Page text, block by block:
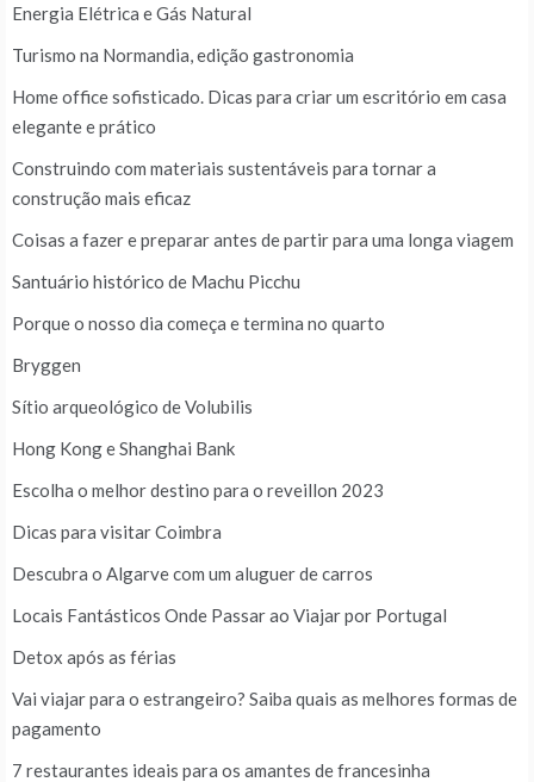
Energia Elétrica e Gás Natural
Turismo na Normandia, edição gastronomia
Home office sofisticado. Dicas para criar um escritório em casa
elegante e prático
Construindo com materiais sustentáveis para tornar a
construção mais eficaz
Coisas a fazer e preparar antes de partir para uma longa viagem
Santuário histórico de Machu Picchu
Porque o nosso dia começa e termina no quarto
Bryggen
Sítio arqueológico de Volubilis
Hong Kong e Shanghai Bank
Escolha o melhor destino para o reveillon 2023
Dicas para visitar Coimbra
Descubra o Algarve com um aluguer de carros
Locais Fantásticos Onde Passar ao Viajar por Portugal
Detox após as férias
Vai viajar para o estrangeiro? Saiba quais as melhores formas de
pagamento
7 restaurantes ideais para os amantes de francesinha